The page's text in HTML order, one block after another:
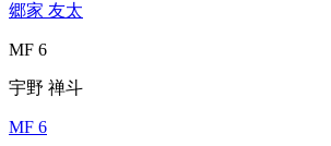
郷家 友太
MF 6
宇野 禅斗
MF 6